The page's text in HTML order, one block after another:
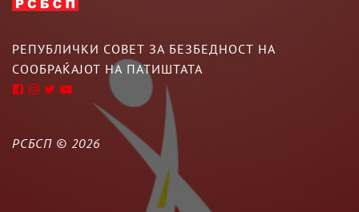
РЕПУБЛИЧКИ СОВЕТ ЗА БЕЗБЕДНОСТ НА
СООБРАЌАЈОТ НА ПАТИШТАТА
РСБСП © 2026